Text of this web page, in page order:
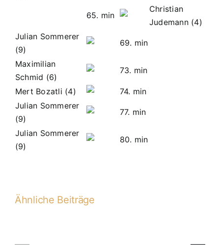
65. min
Christian
Judemann (4)
Julian Sommerer
(9)
69. min
Maximilian
Schmid (6)
73. min
Mert Bozatli (4)
74. min
Julian Sommerer
(9)
77. min
Julian Sommerer
(9)
80. min
Ähnliche Beiträge